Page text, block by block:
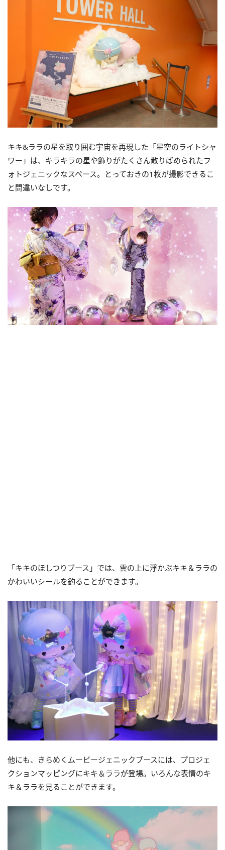
キキ&ララの星を取り囲む宇宙を再現した「星空のライトシャ
ワー」は、キラキラの星や飾りがたくさん散りばめられたフ
ォトジェニックなスペース。とっておきの1枚が撮影できるこ
と間違いなしです。
「キキのほしつりブース」では、雲の上に浮かぶキキ＆ララの
かわいいシールを釣ることができます。
他にも、きらめくムービージェニックブースには、プロジェ
クションマッピングにキキ＆ララが登場。いろんな表情のキ
キ＆ララを見ることができます。